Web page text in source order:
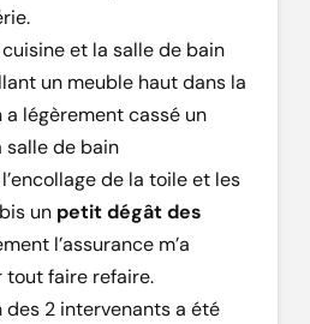
et la salle de bain
un meuble haut dans la
a légèrement cassé un
salle de bain
de la toile et les
un petit dégât des
l’assurance m’a
tout faire refaire.
des 2 intervenants a été